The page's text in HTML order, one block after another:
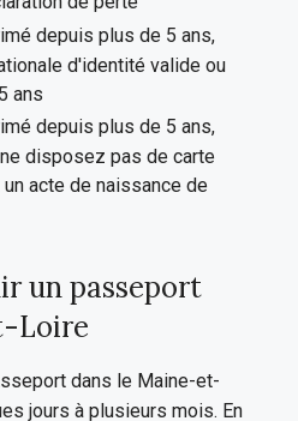
depuis plus de 5 ans,
d'identité valide ou
ans
depuis plus de 5 ans,
disposez pas de carte
acte de naissance de
un passeport
Loire
dans le Maine-et-
jours à plusieurs mois. En